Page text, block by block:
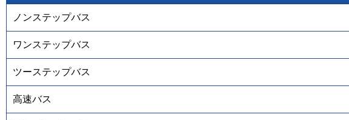
ノンステップバス
ワンステップバス
ツーステップバス
高速バス